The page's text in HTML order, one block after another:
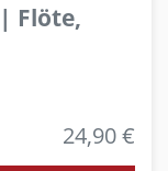
Flöte,
24,90 €